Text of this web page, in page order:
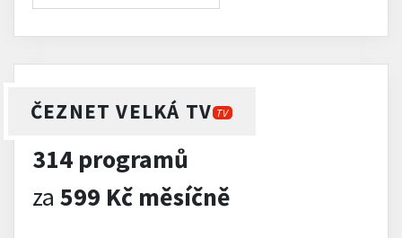
ČEZNET VELKÁ TV TV
314 programů
za 599 Kč měsíčně